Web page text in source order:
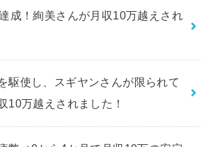
成！絢美さんが月収10万越えされ
駆使し、スギヤンさんが限られて
10万越えされました！